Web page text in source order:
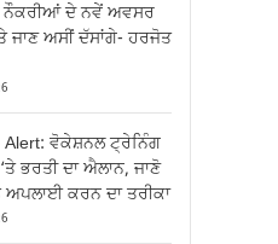
ਨੌਕਰੀਆਂ ਦੇ ਨਵੇਂ ਅਵਸਰ
ਜਾਣ ਅਸੀਂ ਦੱਸਾਂਗੇ- ਹਰਜੋਤ
Alert: ਵੋਕੇਸ਼ਨਲ ਟ੍ਰੇਨਿੰਗ
ਭਰਤੀ ਦਾ ਐਲਾਨ, ਜਾਣੋ
ਅਪਲਾਈ ਕਰਨ ਦਾ ਤਰੀਕਾ